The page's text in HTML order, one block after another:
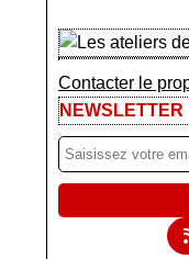
Contacter le
NEWSLETTER